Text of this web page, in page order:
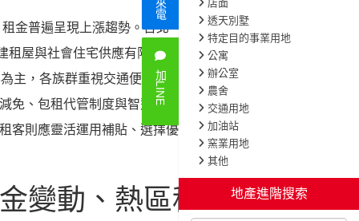
15123
次閱讀
金普遍呈現上漲趨勢。台北、台
租屋與社會住宅供應有限，二手物件
主，各族群重視交通便利、生活機能及空間
、包租代管制度與智慧租屋平台，協助改
客則應靈活運用補貼、選擇優質生活圈物
變動、熱區租屋